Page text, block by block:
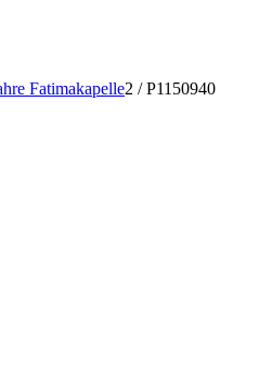
Fatimakapelle2 / P1150940